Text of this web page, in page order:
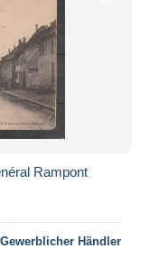
Rampont
Gewerblicher Händler